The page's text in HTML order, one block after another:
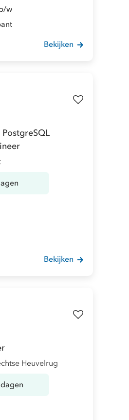
w
Bekijken
Bekijken
Heuvelrug